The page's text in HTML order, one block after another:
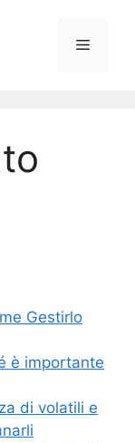
Menu
Gestirlo
è importante
di volatili e